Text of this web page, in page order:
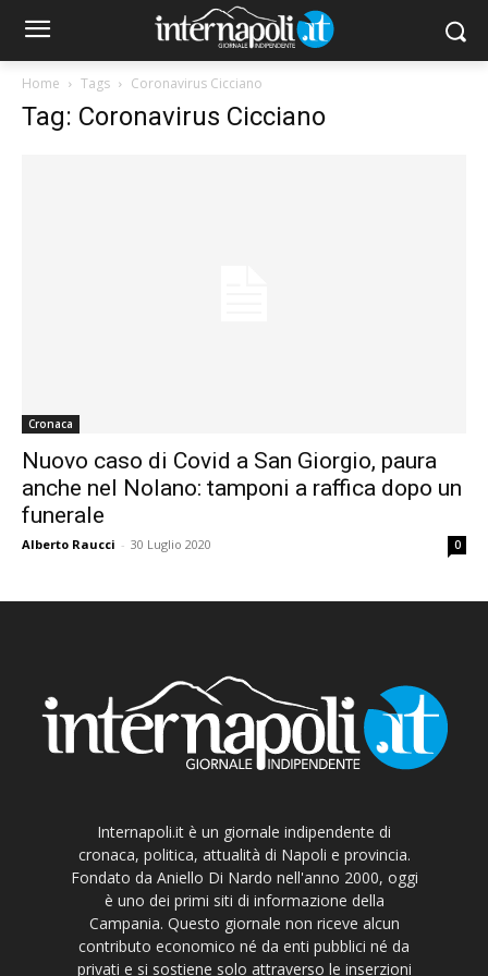
Home Tags Coronavirus Cicciano
Tag: Coronavirus Cicciano
Cronaca
Nuovo caso di Covid a San Giorgio, paura
anche nel Nolano: tamponi a raffica dopo un
funerale
Alberto Raucci - 30 Luglio 2020 0
Internapoli.it è un giornale indipendente di
cronaca, politica, attualità di Napoli e provincia.
Fondato da Aniello Di Nardo nell'anno 2000, oggi
è uno dei primi siti di informazione della
Campania. Questo giornale non riceve alcun
contributo economico né da enti pubblici né da
privati e si sostiene solo attraverso le inserzioni